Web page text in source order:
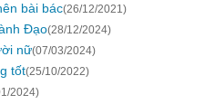
bài bác(26/12/2021)
Đạo(28/12/2024)
nữ(07/03/2024)
tốt(25/10/2022)
2024)